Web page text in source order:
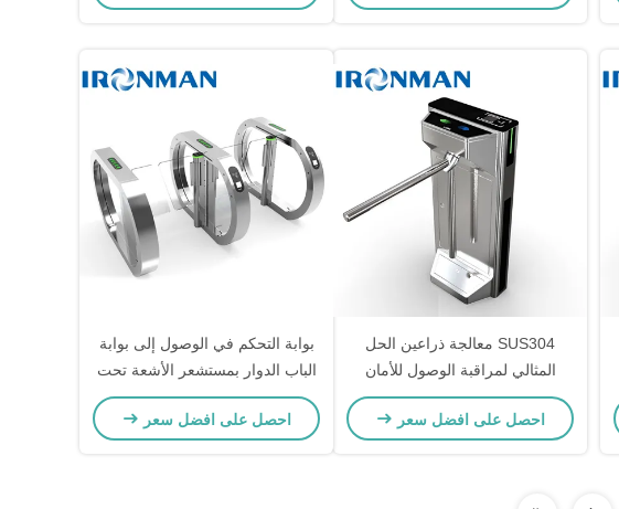
SUS304 معالجة ذراعين الحل
المثالي لمراقبة الوصول للأمان
والراحة
احصل على افضل سعر
بوابة التحكم في الوصول إلى بوابة
الباب الدوار بمستشعر الأشعة تحت
الحمراء الذكية للمصانع
احصل على افضل سعر